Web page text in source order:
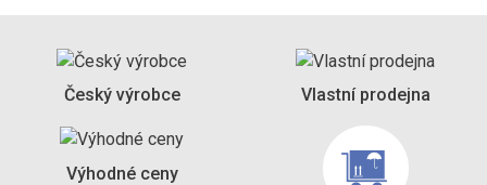
Český výrobce Vlastní prodejna
Výhodné ceny